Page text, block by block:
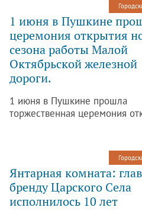
1 июня в Пушкине
церемония открытия
сезона работы Малой
Октябрьской железной
дороги.
1 июня в Пушкине прошла
торжественная церемония
приняли участие глава ОАО
Владимир Якунин и вице-
Санкт-Петербурга Михаил
Янтарная комната:
бренду Царского Села
исполнилось 10 лет